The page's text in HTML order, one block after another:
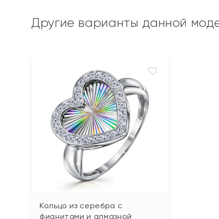
Другие варианты данной
Кольцо из серебра с
фианитами и алмазной